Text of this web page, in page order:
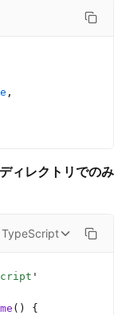
,
ディレクトリでのみ
TypeScript
'
() {